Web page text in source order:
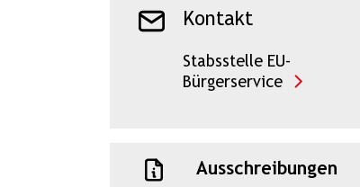
Kontakt
Stabsstelle EU-
Bürgerservice
Ausschreibungen